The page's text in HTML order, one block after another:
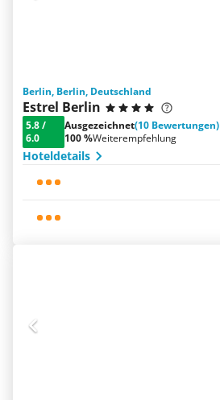
Berlin, Berlin, Deutschland
Estrel Berlin
5.8/
6.0
Ausgezeichnet(10 Bewertungen)
100 %Weiterempfehlung
Hoteldetails